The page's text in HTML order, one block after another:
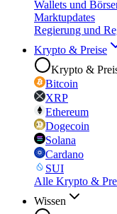
Wallets und
Marktupdates
Regierung und
Krypto & Preise
Krypto &
Bitcoin
XRP
Ethereum
Dogecoin
Solana
Cardano
SUI
Alle Krypto &
Wissen